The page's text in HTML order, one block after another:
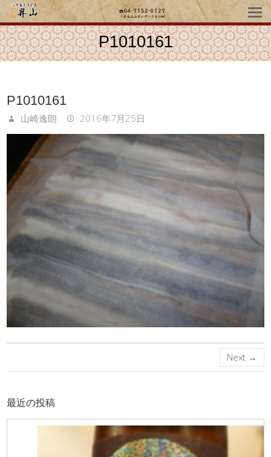
P1010161
P1010161
山崎逸朗 2016年7月25日
Next →
最近の投稿